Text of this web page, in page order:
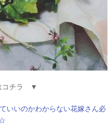
コチラ ▼
いいのかわからない花嫁さん必